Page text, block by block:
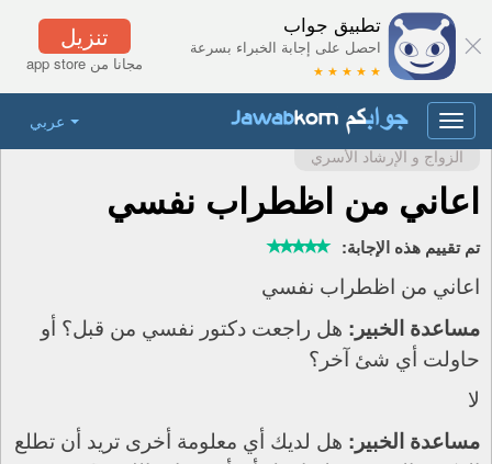
تنزيل
مجانا من app store
تطبيق جواب
احصل على إجابة الخبراء بسرعة
★ ★ ★ ★ ★
عربي
Toggle
navigation
الزواج و الإرشاد الأسري
اعاني من اظطراب نفسي
تم تقييم هذه الإجابة:
اعاني من اظطراب نفسي
مساعدة الخبير: هل راجعت دكتور نفسي من قبل؟ أو
حاولت أي شئ آخر؟
لا
مساعدة الخبير: هل لديك أي معلومة أخرى تريد أن تطلع